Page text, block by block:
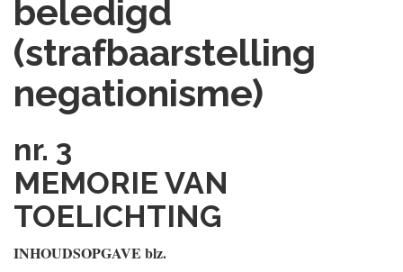
beledigd
(strafbaarstelling
negationisme)
nr. 3
MEMORIE VAN
TOELICHTING
INHOUDSOPGAVE blz.